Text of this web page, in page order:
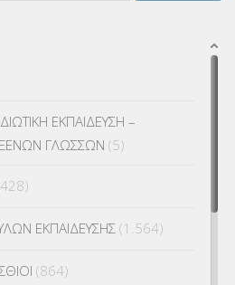
ΕΚΠΑΙΔΕΥΣΗ –
ΞΕΝΩΝ ΓΛΩΣΣΩΝ (5)
ΕΚΠΑΙΔΕΥΣΗΣ (1.564)
(864)